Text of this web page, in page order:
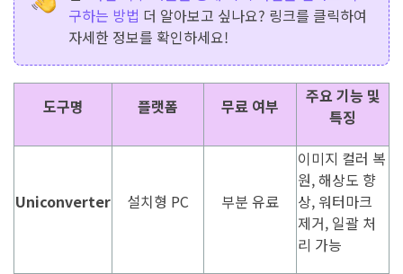
구하는 방법 더 알아보고 싶나요? 링크를 클릭하여
자세한 정보를 확인하세요!
도구명 플랫폼 무료 여부
주요 기능 및
특징
Uniconverter 설치형 PC 부분 유료
이미지 컬러 복
원, 해상도 향
상, 워터마크
제거, 일괄 처
리 가능